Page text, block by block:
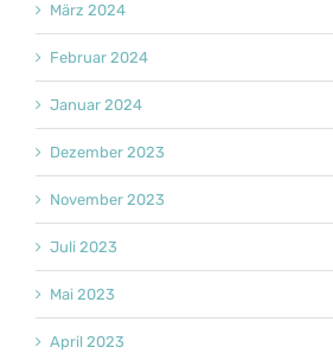
März 2024
Februar 2024
Januar 2024
Dezember 2023
November 2023
Juli 2023
Mai 2023
April 2023